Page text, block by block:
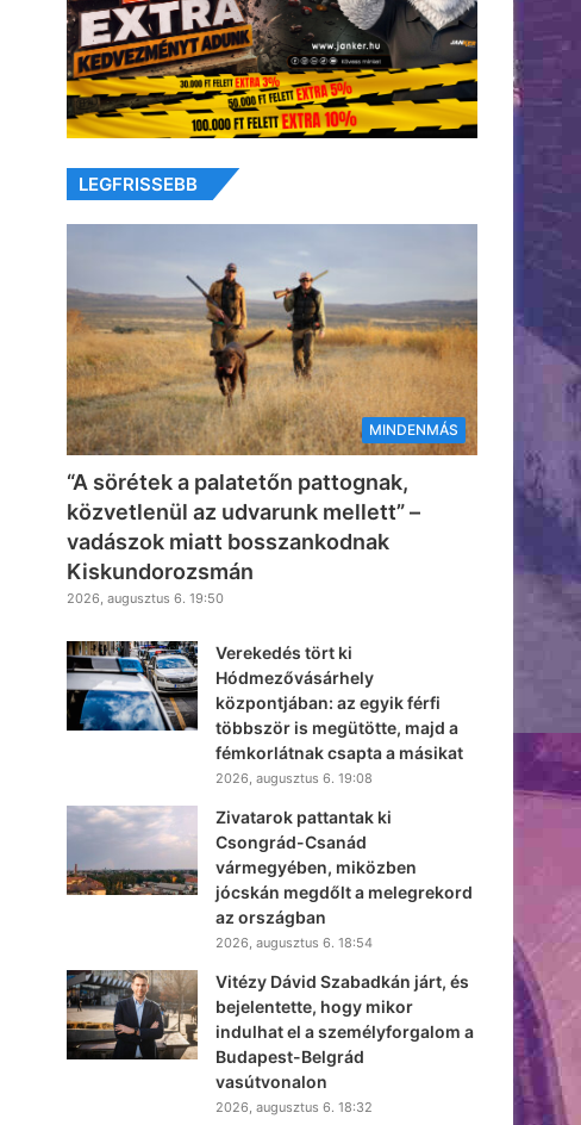
LEGFRISSEBB
MINDENMÁS
“A sörétek a palatetőn pattognak,
közvetlenül az udvarunk mellett” –
vadászok miatt bosszankodnak
Kiskundorozsmán
2026, augusztus 6. 19:50
Verekedés tört ki
Hódmezővásárhely
központjában: az egyik férfi
többször is megütötte, majd a
fémkorlátnak csapta a másikat
2026, augusztus 6. 19:08
Zivatarok pattantak ki
Csongrád-Csanád
vármegyében, miközben
jócskán megdőlt a melegrekord
az országban
2026, augusztus 6. 18:54
Vitézy Dávid Szabadkán járt, és
bejelentette, hogy mikor
indulhat el a személyforgalom a
Budapest-Belgrád
vasútvonalon
2026, augusztus 6. 18:32